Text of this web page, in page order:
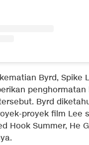
Byrd, Spike
penghormatan
Byrd
proyek film Lee
Hook Summer, He